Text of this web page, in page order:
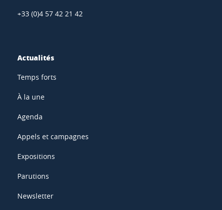
+33 (0)4 57 42 21 42
Actualités
Temps forts
À la une
Agenda
Appels et campagnes
Expositions
Parutions
Newsletter